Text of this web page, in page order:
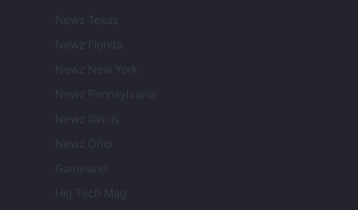
Newz Texas
Newz Florida
Newz New York
Newz Pennsylvania
Newz Illinois
Newz Ohio
Gameland
Hig Tech Mag